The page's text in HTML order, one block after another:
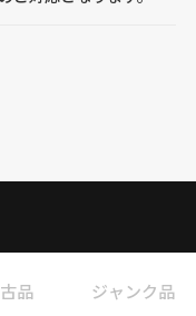
品 ジャンク品